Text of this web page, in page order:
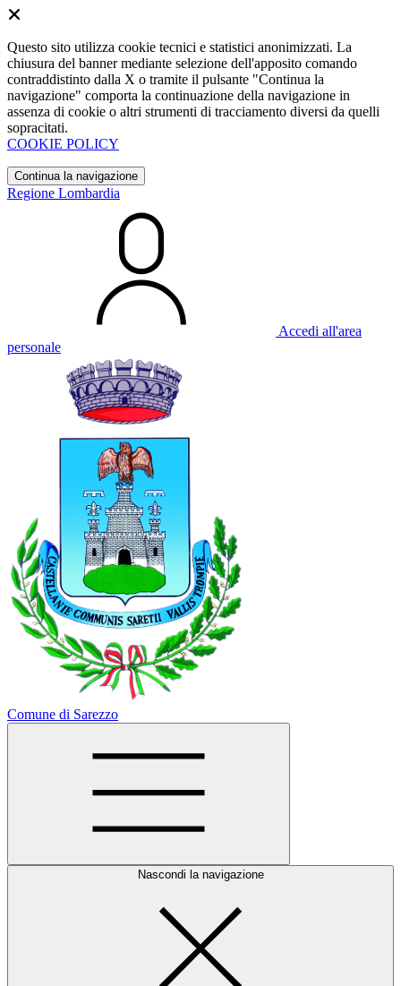
Questo sito utilizza cookie tecnici e statistici anonimizzati. La
chiusura del banner mediante selezione dell'apposito comando
contraddistinto dalla X o tramite il pulsante "Continua la
navigazione" comporta la continuazione della navigazione in
assenza di cookie o altri strumenti di tracciamento diversi da quelli
sopracitati.
COOKIE POLICY
Continua la navigazione
Regione Lombardia
Accedi all'area
personale
Comune di Sarezzo
Nascondi la navigazione